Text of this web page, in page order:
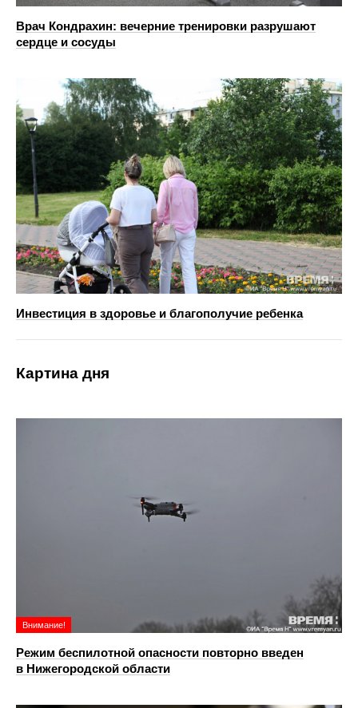
Врач Кондрахин: вечерние тренировки разрушают
сердце и сосуды
Инвестиция в здоровье и благополучие ребенка
Картина дня
Внимание!
Режим беспилотной опасности повторно введен
в Нижегородской области